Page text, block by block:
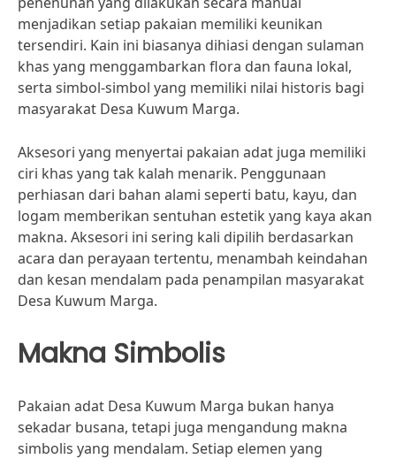
menjadikan setiap pakaian memiliki keunikan
tersendiri. Kain ini biasanya dihiasi dengan sulaman
khas yang menggambarkan flora dan fauna lokal,
serta simbol-simbol yang memiliki nilai historis bagi
masyarakat Desa Kuwum Marga.
Aksesori yang menyertai pakaian adat juga memiliki
ciri khas yang tak kalah menarik. Penggunaan
perhiasan dari bahan alami seperti batu, kayu, dan
logam memberikan sentuhan estetik yang kaya akan
makna. Aksesori ini sering kali dipilih berdasarkan
acara dan perayaan tertentu, menambah keindahan
dan kesan mendalam pada penampilan masyarakat
Desa Kuwum Marga.
Makna Simbolis
Pakaian adat Desa Kuwum Marga bukan hanya
sekadar busana, tetapi juga mengandung makna
simbolis yang mendalam. Setiap elemen yang